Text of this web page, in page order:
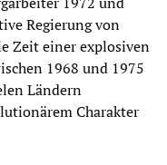
Regierung von
Zeit einer explosiven
1968 und 1975
Ländern
Charakter